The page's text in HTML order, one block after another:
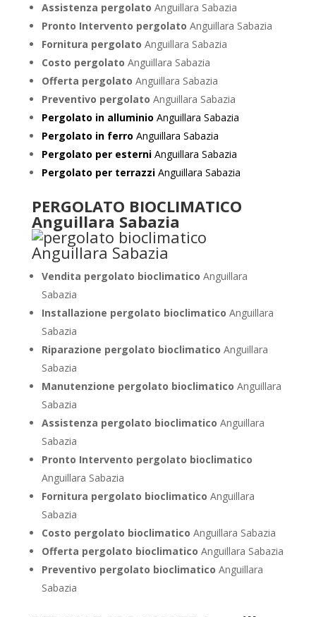
Assistenza pergolato Anguillara Sabazia
Pronto Intervento pergolato Anguillara Sabazia
Fornitura pergolato Anguillara Sabazia
Costo pergolato Anguillara Sabazia
Offerta pergolato Anguillara Sabazia
Preventivo pergolato Anguillara Sabazia
Pergolato in alluminio Anguillara Sabazia
Pergolato in ferro Anguillara Sabazia
Pergolato per esterniAnguillara Sabazia
Pergolato per terrazziAnguillara Sabazia
PERGOLATO BIOCLIMATICO
Anguillara Sabazia
Vendita pergolato bioclimatico Anguillara
Sabazia
Installazione pergolato bioclimatico Anguillara
Sabazia
Riparazione pergolato bioclimatico Anguillara
Sabazia
Manutenzione pergolato bioclimatico Anguillara
Sabazia
Assistenza pergolato bioclimatico Anguillara
Sabazia
Pronto Intervento pergolato bioclimatico
Anguillara Sabazia
Fornitura pergolato bioclimatico Anguillara
Sabazia
Costo pergolato bioclimatico Anguillara Sabazia
Offerta pergolato bioclimatico Anguillara Sabazia
Preventivo pergolato bioclimatico Anguillara
Sabazia